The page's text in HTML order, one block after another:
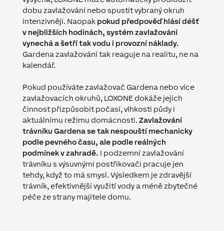
dobu zavlažování nebo spustit vybraný okruh
intenzivněji. Naopak pokud předpověď hlásí déšť
v nejbližších hodinách, systém zavlažování
vynechá a šetří tak vodu i provozní náklady.
Gardena zavlažování tak reaguje na realitu, ne na
kalendář.
Pokud používáte zavlažovač Gardena nebo více
zavlažovacích okruhů, LOXONE dokáže jejich
činnost přizpůsobit počasí, vlhkosti půdy i
aktuálnímu režimu domácnosti. Zavlažování
trávníku Gardena se tak nespouští mechanicky
podle pevného času, ale podle reálných
podmínek v zahradě. I podzemní zavlažování
trávníku s výsuvnými postřikovači pracuje jen
tehdy, když to má smysl. Výsledkem je zdravější
trávník, efektivnější využití vody a méně zbytečné
péče ze strany majitele domu.